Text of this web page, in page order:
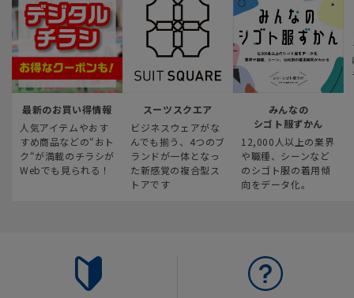
最新のお買い得情報
人気アイテムやおす
すめ商品などの“おト
ク“が満載のチラシが
Webでも見られる！
スーツスクエア
ビジネスウェアがな
んでも揃う、4つのブ
ランドが一体となっ
た新感覚の複合型ス
トアです
みんなの
シゴト服ずかん
12,000人以上の業界
や職種、シーンなど
のシゴト服の着用傾
向をデータ化。